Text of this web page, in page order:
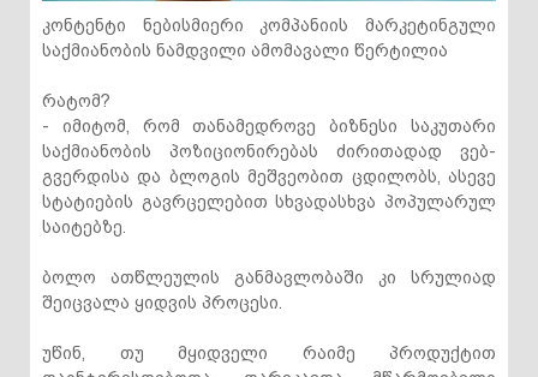
კონტენტი ნებისმიერი კომპანიის მარკეტინგული
საქმიანობის ნამდვილი ამომავალი წერტილია
რატომ?
- იმიტომ, რომ თანამედროვე ბიზნესი საკუთარი
საქმიანობის პოზიციონირებას ძირითადად ვებ-
გვერდისა და ბლოგის მეშვეობით ცდილობს, ასევე
სტატიების გავრცელებით სხვადასხვა პოპულარულ
საიტებზე.
ბოლო ათწლეულის განმავლობაში კი სრულიად
შეიცვალა ყიდვის პროცესი.
უწინ, თუ მყიდველი რაიმე პროდუქტით